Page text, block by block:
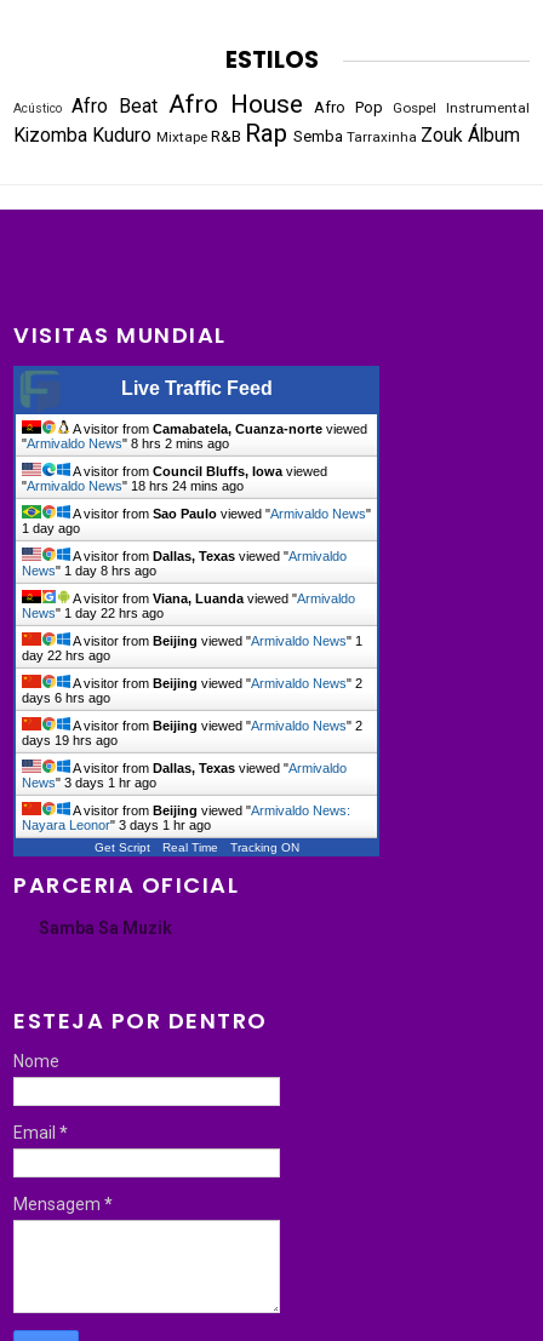
ESTILOS
Acústico Afro Beat Afro House Afro Pop Gospel Instrumental
Kizomba Kuduro Mixtape R&B Rap Semba Tarraxinha Zouk Álbum
VISITAS MUNDIAL
Live Traffic Feed
A visitor fromCamabatela, Cuanza-norte viewed
"Armivaldo News"8 hrs 2 mins ago
A visitor fromCouncil Bluffs, Iowa viewed
"Armivaldo News" 18 hrs 24 mins ago
A visitor fromSao Paulo viewed "Armivaldo News"
1 day ago
A visitor fromDallas, Texas viewed "Armivaldo
News" 1 day 8 hrs ago
A visitor fromViana, Luanda viewed "Armivaldo
News" 1 day 22 hrs ago
A visitor fromBeijing viewed "Armivaldo News" 1
day 22 hrs ago
A visitor fromBeijing viewed "Armivaldo News"2
days 6 hrs ago
A visitor fromBeijing viewed "Armivaldo News"2
days 19 hrs ago
A visitor fromDallas, Texas viewed "Armivaldo
News"3 days 1 hr ago
A visitor fromBeijing viewed "Armivaldo News:
Nayara Leonor"3 days 1 hr ago
Get Script Real Time Tracking ON
PARCERIA OFICIAL
Samba Sa Muzik
ESTEJA POR DENTRO
Nome
Email*
Mensagem*